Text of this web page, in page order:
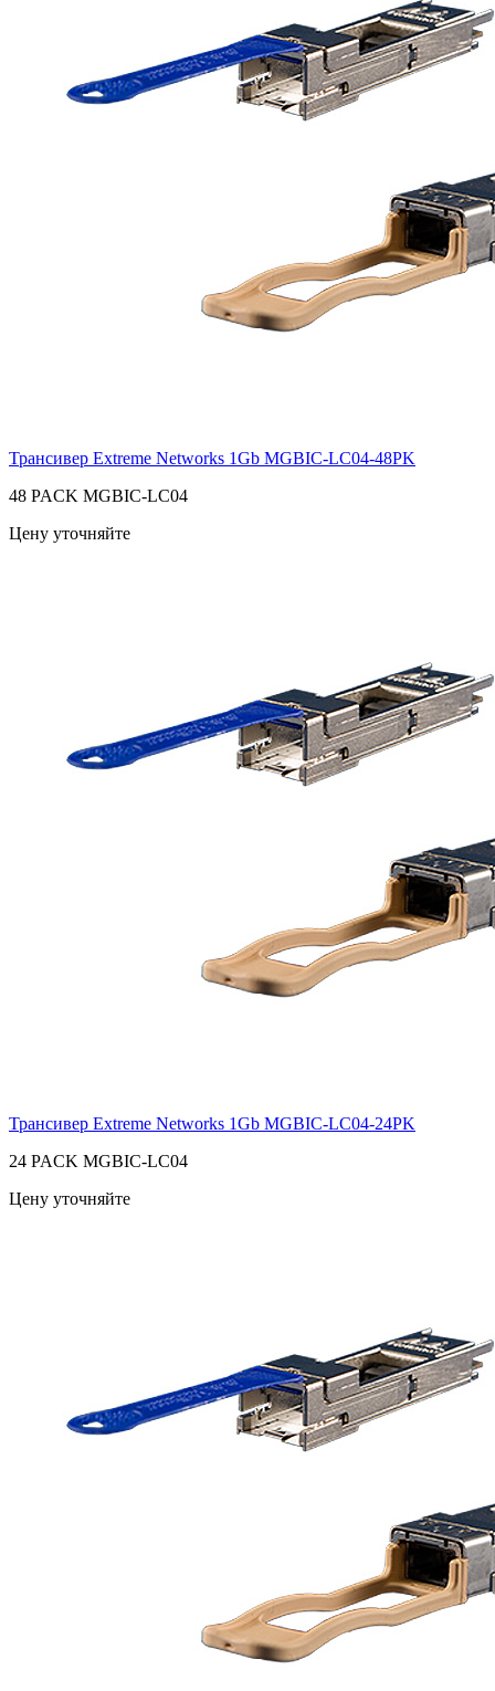
Трансивер Extreme Networks 1Gb MGBIC-LC04-48PK
48 PACK MGBIC-LC04
Цену уточняйте
Трансивер Extreme Networks 1Gb MGBIC-LC04-24PK
24 PACK MGBIC-LC04
Цену уточняйте